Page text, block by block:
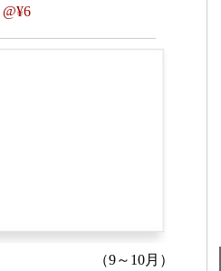
¥6
（9～10月）